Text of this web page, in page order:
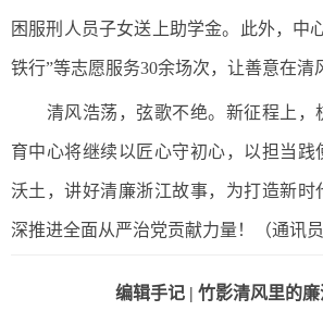
困服刑人员子女送上助学金。此外，中
铁行”等志愿服务30余场次，让善意在清
清风浩荡，弦歌不绝。新征程上，
育中心将继续以匠心守初心，以担当践
沃土，讲好清廉浙江故事，为打造新时
深推进全面从严治党贡献力量！（通讯员
编辑手记 | 竹影清风里的